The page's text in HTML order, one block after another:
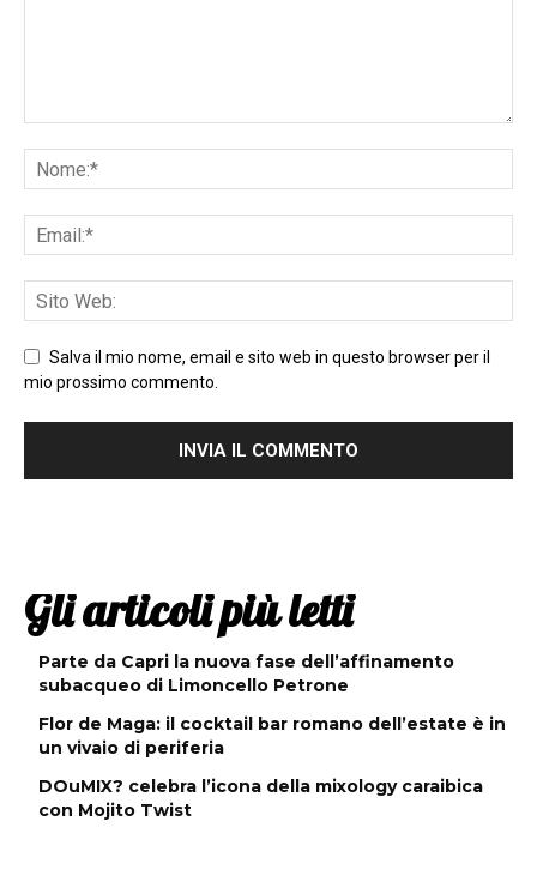
Salva il mio nome, email e sito web in questo browser per il
mio prossimo commento.
Gli articoli più letti
Parte da Capri la nuova fase dell’affinamento
subacqueo di Limoncello Petrone
Flor de Maga: il cocktail bar romano dell’estate è in
un vivaio di periferia
DOuMIX? celebra l’icona della mixology caraibica
con Mojito Twist